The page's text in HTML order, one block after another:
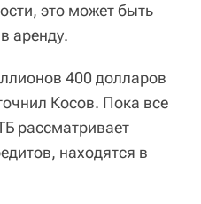
это может быть
аренду.
400 долларов
Косов. Пока все
рассматривает
находятся в